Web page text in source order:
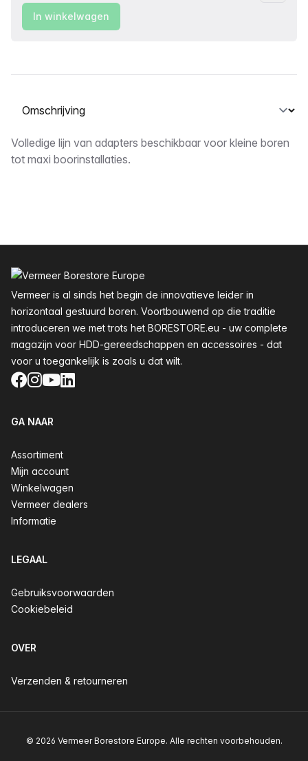
In winkelwagen
Selecteer een tabblad
Omschrijving
Volledige lijn van adapters beschikbaar voor kleine boren
tot maxi boorinstallaties.
Vermeer is al sinds het begin de innovatieve leider in
horizontaal gestuurd boren. Voortbouwend op die traditie
introduceren we met trots het BORESTORE.eu - uw complete
magazijn voor HDD-gereedschappen en accessoires - dat
voor u toegankelijk is zoals u dat wilt.
Facebook
Instagram
YouTube
LinkedIn
GA NAAR
Assortiment
Mijn account
Winkelwagen
Vermeer dealers
Informatie
LEGAAL
Gebruiksvoorwaarden
Cookiebeleid
OVER
Verzenden & retourneren
© 2026 Vermeer Borestore Europe. Alle rechten voorbehouden.